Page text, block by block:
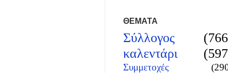
ΘΕΜΑΤΑ
Σύλλογος
καλεντάρι
Συμμετοχές